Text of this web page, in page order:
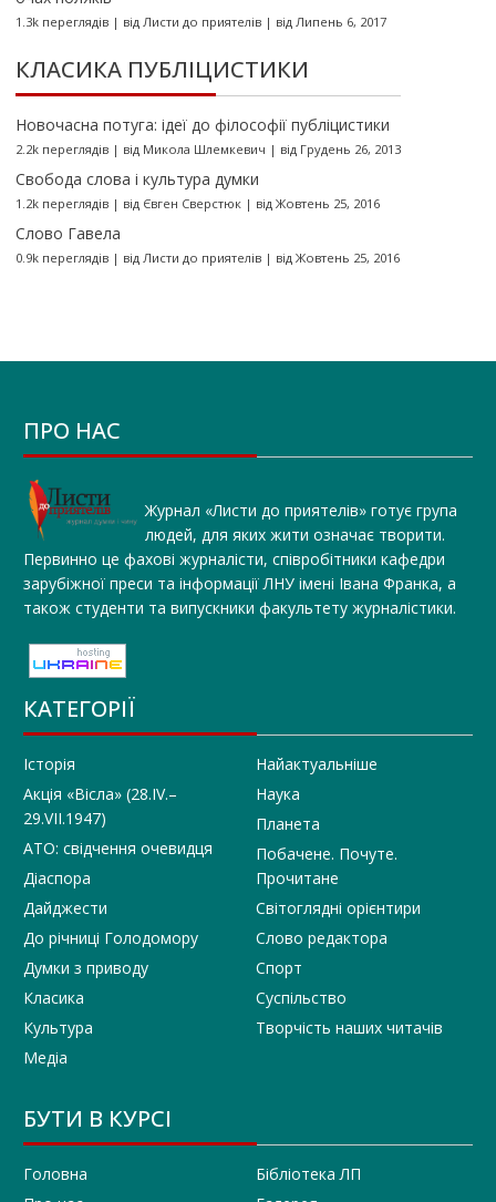
1.3k переглядів| від Листи до приятелів| від Липень 6, 2017
КЛАСИКА ПУБЛІЦИСТИКИ
Новочасна потуга: ідеї до філософії публіцистики
2.2k переглядів| від Микола Шлемкевич | від Грудень 26, 2013
Свобода слова і культура думки
1.2k переглядів| від Євген Сверстюк| від Жовтень 25, 2016
Слово Гавела
0.9k переглядів| від Листи до приятелів| від Жовтень 25, 2016
ПРО НАС
Журнал «Листи до приятелів» готує група
людей, для яких жити означає творити.
Первинно це фахові журналісти, співробітники кафедри
зарубіжної преси та інформації ЛНУ імені Івана Франка, а
також студенти та випускники факультету журналістики.
КАТЕГОРІЇ
Історія
Акція «Вісла» (28.IV.–
29.VII.1947)
АТО: свідчення очевидця
Діаспора
Дайджести
До річниці Голодомору
Думки з приводу
Класика
Культура
Медіа
Найактуальніше
Наука
Планета
Побачене. Почуте.
Прочитане
Світоглядні орієнтири
Слово редактора
Спорт
Суспільство
Творчість наших читачів
БУТИ В КУРСІ
Головна
Бібліотека ЛП